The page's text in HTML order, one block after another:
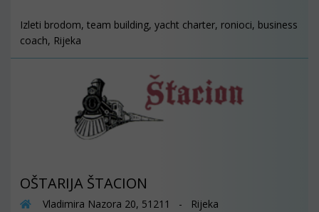
Izleti brodom, team building, yacht charter, ronioci, business
coach, Rijeka
OŠTARIJA ŠTACION
Vladimira Nazora 20, 51211 - Rijeka